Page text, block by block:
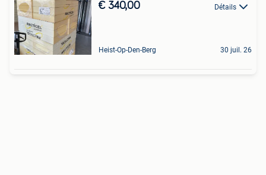
€ 340,00 Détails
Heist-Op-Den-Berg 30 juil. 26